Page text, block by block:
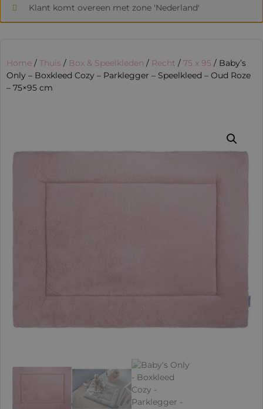
Klant komt overeen met zone 'Nederland'
Home / Thuis / Box & Speelkleden / Recht / 75 x 95 / Baby’s
Only – Boxkleed Cozy – Parklegger – Speelkleed – Oud Roze
– 75×95 cm